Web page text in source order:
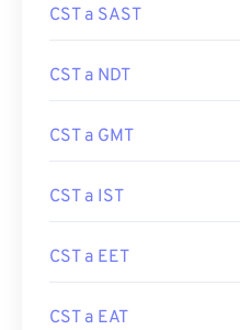
CST a SAST
CST a NDT
CST a GMT
CST a IST
CST a EET
CST a EAT